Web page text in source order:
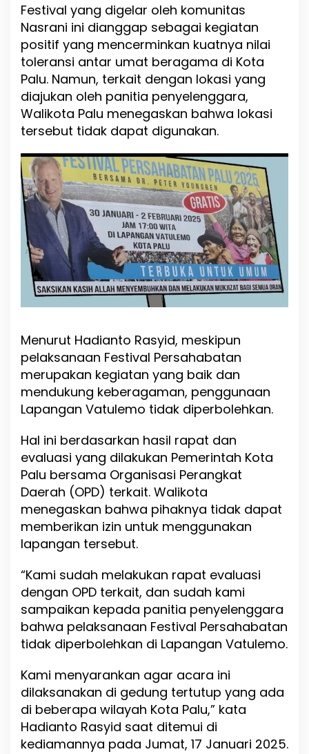
h
a
b
a
t
a
2
0
2
D
i
a
n
g
g
a
p
P
o
s
f
,
N
a
m
u
i
d
a
D
i
i
k
a
D
i
L
a
n
g
n
V
Festival yang digelar oleh komunitas
Nasrani ini dianggap sebagai kegiatan
positif yang mencerminkan kuatnya nilai
toleransi antar umat beragama di Kota
Palu. Namun, terkait dengan lokasi yang
diajukan oleh panitia penyelenggara,
Walikota Palu menegaskan bahwa lokasi
tersebut tidak dapat digunakan.
Menurut Hadianto Rasyid, meskipun
pelaksanaan Festival Persahabatan
merupakan kegiatan yang baik dan
mendukung keberagaman, penggunaan
Lapangan Vatulemo tidak diperbolehkan.
Hal ini berdasarkan hasil rapat dan
evaluasi yang dilakukan Pemerintah Kota
Palu bersama Organisasi Perangkat
Daerah (OPD) terkait. Walikota
menegaskan bahwa pihaknya tidak dapat
memberikan izin untuk menggunakan
lapangan tersebut.
“Kami sudah melakukan rapat evaluasi
dengan OPD terkait, dan sudah kami
sampaikan kepada panitia penyelenggara
bahwa pelaksanaan Festival Persahabatan
tidak diperbolehkan di Lapangan Vatulemo.
Kami menyarankan agar acara ini
dilaksanakan di gedung tertutup yang ada
di beberapa wilayah Kota Palu,” kata
Hadianto Rasyid saat ditemui di
kediamannya pada Jumat, 17 Januari 2025.